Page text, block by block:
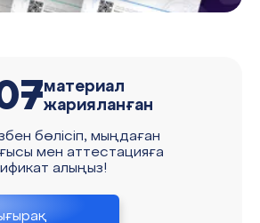
материал
жарияланған
бөлісіп, мыңдаған
мен аттестацияға
алыңыз!